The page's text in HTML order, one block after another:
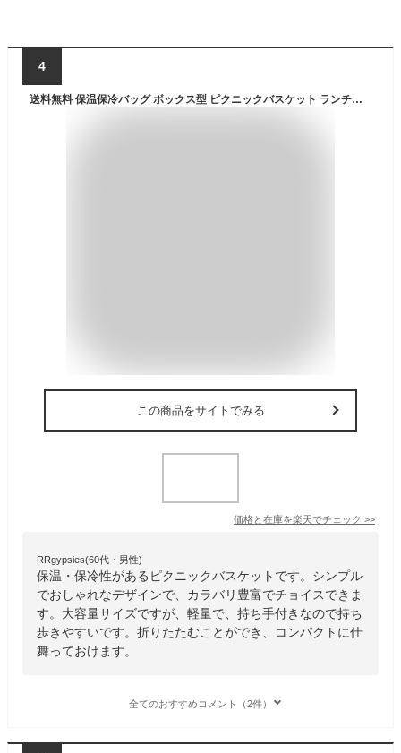
4
送料無料 保温保冷バッグ ボックス型 ピクニックバスケット ランチバッグ ランチボックス 持ち手付き 軽量 軽い 大容量 折りたたみ可 コンパクト 持ち運び ファスナー 運動会 行事 イベント キャンプ バーベキュー アウトドア 鞄 かばん 単色 無地 シンプル おしゃれ 便利グ
この商品をサイトでみる
価格と在庫を楽天でチェック >>
RRgypsies(60代・男性)
保温・保冷性があるピクニックバスケットです。シンプル
でおしゃれなデザインで、カラバリ豊富でチョイスできま
す。大容量サイズですが、軽量で、持ち手付きなので持ち
歩きやすいです。折りたたむことができ、コンパクトに仕
舞っておけます。
全てのおすすめコメント（2件）